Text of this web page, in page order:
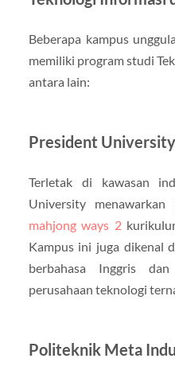
Beberapa kampus
memiliki program studi
antara lain:
President University
Terletak di kawasan
University
mahjong ways 2
Kampus ini juga dikenal
berbahasa Inggris
perusahaan teknologi
Politeknik Meta